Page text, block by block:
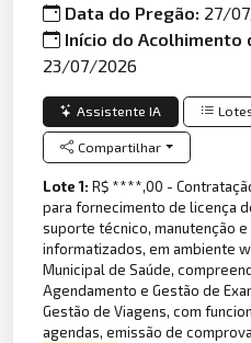
Data do Pregão: 27/
Início do Acolhimento
23/07/2026
Assistente IA
Compartilhar
Lote 1:R$ ****,00 -
para fornecimento de licença
suporte técnico, manutenção
informatizados, em ambiente
Municipal de Saúde,
Agendamento e Gestão de
Gestão de Viagens, com
agendas, emissão de